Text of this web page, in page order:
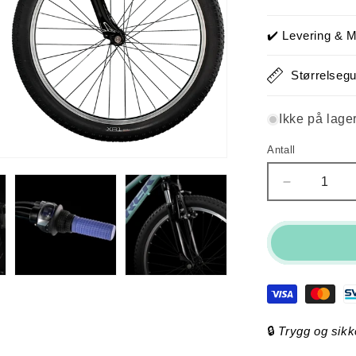
✔️ Levering &
Ikke på lager
Antall
Antall
antallet
for
(Aloha
Green)
🔒 Trygg og